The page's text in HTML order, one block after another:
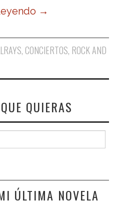
→
, CONCIERTOS, ROCK AND
QUIERAS
ÚLTIMA NOVELA